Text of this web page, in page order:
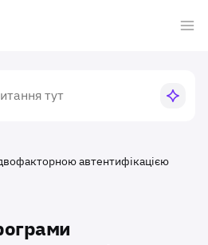
автентифікацією